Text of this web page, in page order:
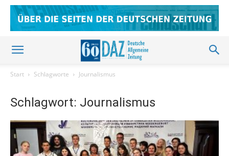
Start Schlagworte Journalismus
Schlagwort: Journalismus